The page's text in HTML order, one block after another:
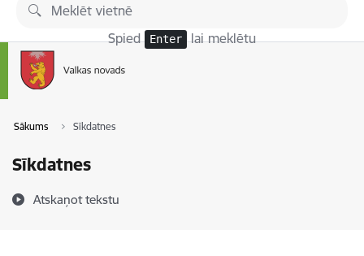
Pāriet uz lapas saturu
Spied Enter lai meklētu
Sākums Sīkdatnes
Sīkdatnes
Atskaņot tekstu